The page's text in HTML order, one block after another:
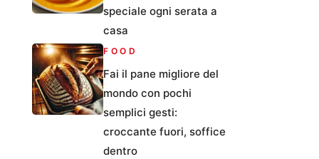
speciale ogni serata a
casa
FOOD
Fai il pane migliore del
mondo con pochi
semplici gesti:
croccante fuori, soffice
dentro